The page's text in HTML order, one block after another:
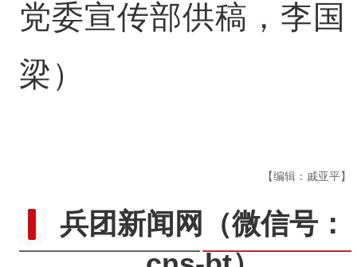
党委宣传部供稿，李国
梁）
【编辑：戚亚平】
兵团新闻网
（微信号：